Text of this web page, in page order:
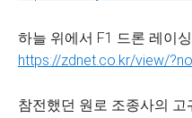
하늘 위에서 F1 드론 레이
https://zdnet.co.kr/view/
참전했던 원로 조종사의